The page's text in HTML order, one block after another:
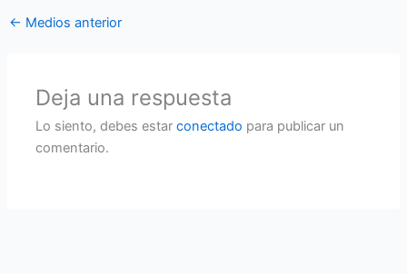
← Medios anterior
Deja una respuesta
Lo siento, debes estarconectado para publicar un
comentario.